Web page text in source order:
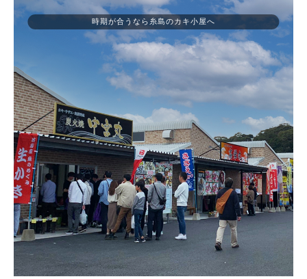
時期が合うなら糸島のカキ小屋へ